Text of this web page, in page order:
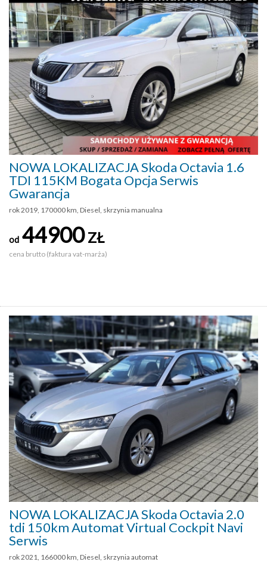
NOWA LOKALIZACJA Skoda Octavia 1.6
TDI 115KM Bogata Opcja Serwis
Gwarancja
rok 2019, 170000 km, Diesel, skrzynia manualna
od 44900ZŁ
cena brutto (faktura vat-marża)
NOWA LOKALIZACJA Skoda Octavia 2.0
tdi 150km Automat Virtual Cockpit Navi
Serwis
rok 2021, 166000 km, Diesel, skrzynia automat